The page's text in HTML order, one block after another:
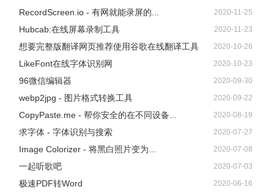
RecordScreen.io - 有网就能录屏的... 2020-11-25
Hubcab:在线屏幕录制工具 2020-11-23
想要完整版翻译网页推荐使用谷歌在线翻译工具 2020-10-26
LikeFont在线字体识别网 2020-10-23
96微信编辑器 2020-09-30
webp2jpg - 图片格式转换工具 2020-09-22
CopyPaste.me - 帮你安全的在不同设备... 2020-08-19
求字体 - 字体识别与搜索 2020-07-27
Image Colorizer - 将黑白照片变为... 2020-07-08
一起听歌吧 2020-07-03
极速PDF转Word 2020-06-16